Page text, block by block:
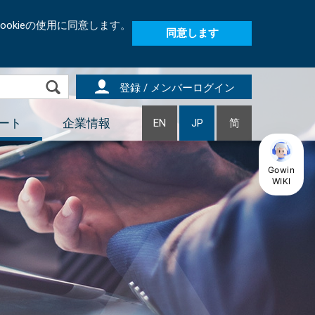
の使用に同意します。
同意します
登録 / メンバーログイン
ト 企業情報 EN JP 简
Gowin
WIKI